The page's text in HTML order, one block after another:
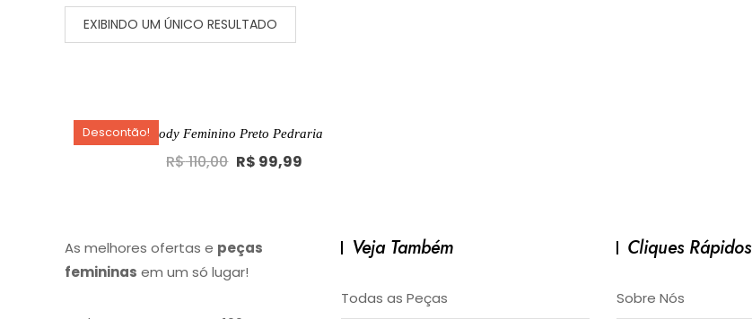
EXIBINDO UM ÚNICO RESULTADO
Descontão! Body Feminino Preto Pedraria
R$110,00 Original
R$ 99,99
As melhores ofertas e peças
femininas em um só lugar!
Veja Também
Todas as Peças
Cliques Rápidos
Sobre Nós